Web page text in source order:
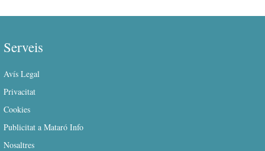
Serveis
Avís Legal
Privacitat
Cookies
Publicitat a Mataró Info
Nosaltres